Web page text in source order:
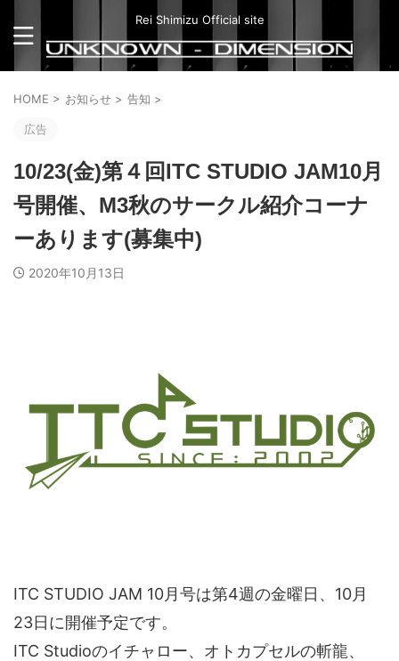
Rei Shimizu Official site
HOME > お知らせ > 告知 >
広告
10/23(金)第４回ITC STUDIO JAM10月
号開催、M3秋のサークル紹介コーナ
ーあります(募集中)
2020年10月13日
ITC STUDIO JAM 10月号は第4週の金曜日、10月
23日に開催予定です。
ITC Studioのイチャロー、オトカプセルの斬龍、